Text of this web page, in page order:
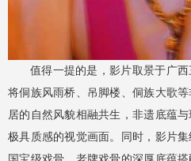
值得一提的是，影片取景于广
将侗族风雨桥、吊脚楼、侗族大歌
居的自然风貌相融共生，非遗底蕴
极具质感的视觉画面。同时，影片